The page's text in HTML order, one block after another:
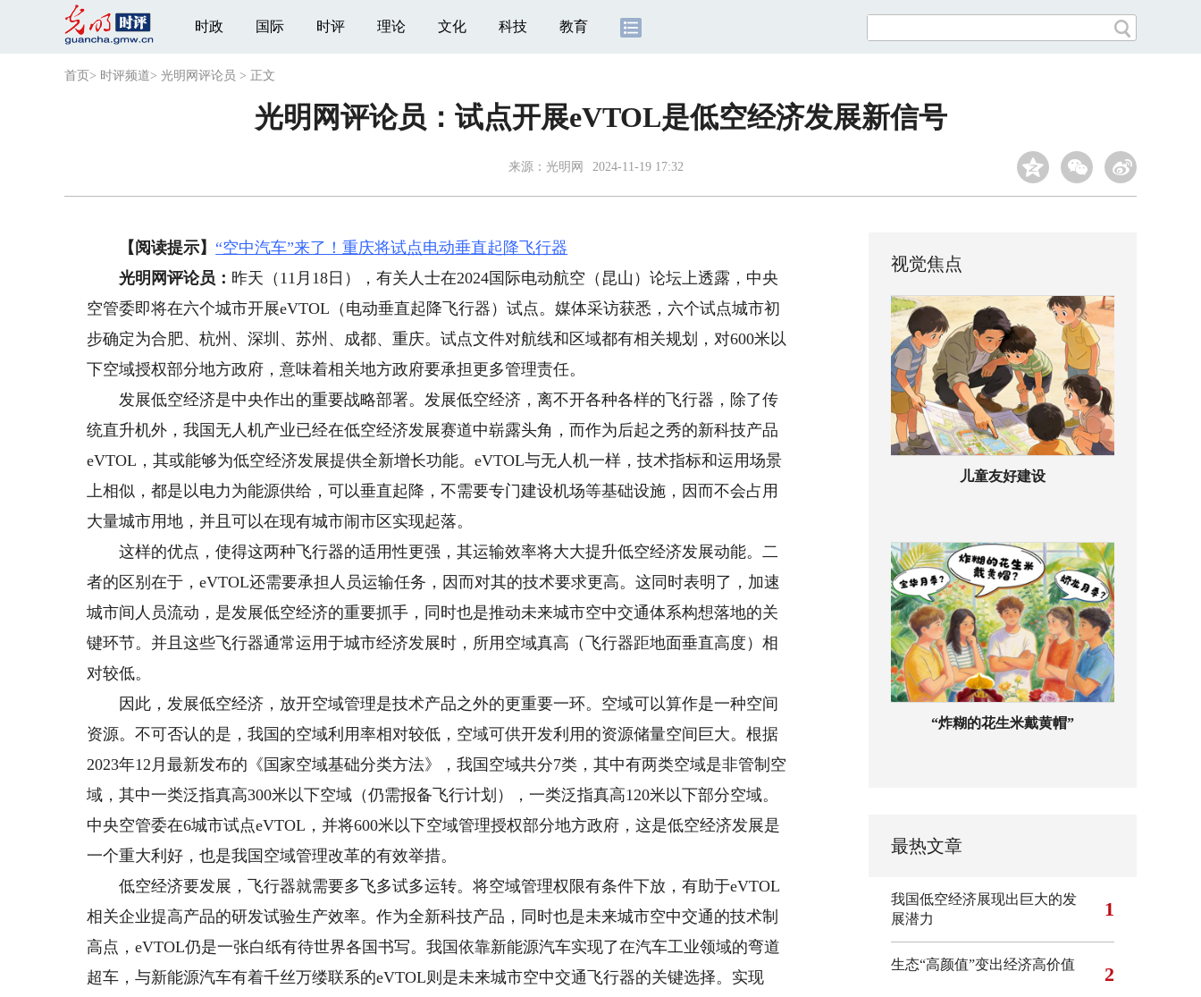
时政 国际 时评 理论 文化 科技 教育
首页 > 时评频道> 光明网评论员 > 正文
光明网评论员：试点开展eVTOL是低空经济发展新信号
来源： 光明网 2024-11-19 17:32
【阅读提示】 “空中汽车”来了！重庆将试点电动垂直起降飞行器
光明网评论员： 昨天（11月18日），有关人士在2024国际电动航空（昆山）论坛上透露，中央
空管委即将在六个城市开展eVTOL（电动垂直起降飞行器）试点。媒体采访获悉，六个试点城市初
步确定为合肥、杭州、深圳、苏州、成都、重庆。试点文件对航线和区域都有相关规划，对600米以
下空域授权部分地方政府，意味着相关地方政府要承担更多管理责任。
发展低空经济是中央作出的重要战略部署。发展低空经济，离不开各种各样的飞行器，除了传
统直升机外，我国无人机产业已经在低空经济发展赛道中崭露头角，而作为后起之秀的新科技产品
eVTOL，其或能够为低空经济发展提供全新增长功能。eVTOL与无人机一样，技术指标和运用场景
上相似，都是以电力为能源供给，可以垂直起降，不需要专门建设机场等基础设施，因而不会占用
大量城市用地，并且可以在现有城市闹市区实现起落。
这样的优点，使得这两种飞行器的适用性更强，其运输效率将大大提升低空经济发展动能。二
者的区别在于，eVTOL还需要承担人员运输任务，因而对其的技术要求更高。这同时表明了，加速
城市间人员流动，是发展低空经济的重要抓手，同时也是推动未来城市空中交通体系构想落地的关
键环节。并且这些飞行器通常运用于城市经济发展时，所用空域真高（飞行器距地面垂直高度）相
对较低。
因此，发展低空经济，放开空域管理是技术产品之外的更重要一环。空域可以算作是一种空间
资源。不可否认的是，我国的空域利用率相对较低，空域可供开发利用的资源储量空间巨大。根据
2023年12月最新发布的《国家空域基础分类方法》，我国空域共分7类，其中有两类空域是非管制空
域，其中一类泛指真高300米以下空域（仍需报备飞行计划），一类泛指真高120米以下部分空域。
中央空管委在6城市试点eVTOL，并将600米以下空域管理授权部分地方政府，这是低空经济发展是
一个重大利好，也是我国空域管理改革的有效举措。
低空经济要发展，飞行器就需要多飞多试多运转。将空域管理权限有条件下放，有助于eVTOL
相关企业提高产品的研发试验生产效率。作为全新科技产品，同时也是未来城市空中交通的技术制
高点，eVTOL仍是一张白纸有待世界各国书写。我国依靠新能源汽车实现了在汽车工业领域的弯道
超车，与新能源汽车有着千丝万缕联系的eVTOL则是未来城市空中交通飞行器的关键选择。实现
视觉焦点
儿童友好建设
“炸糊的花生米戴黄帽”
最热文章
我国低空经济展现出巨大的发
展潜力
1
生态“高颜值”变出经济高价值 2